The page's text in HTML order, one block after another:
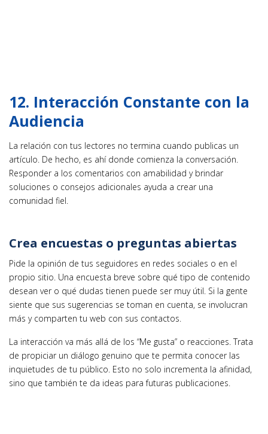
12. Interacción Constante con la
Audiencia
La relación con tus lectores no termina cuando publicas un
artículo. De hecho, es ahí donde comienza la conversación.
Responder a los comentarios con amabilidad y brindar
soluciones o consejos adicionales ayuda a crear una
comunidad fiel.
Crea encuestas o preguntas abiertas
Pide la opinión de tus seguidores en redes sociales o en el
propio sitio. Una encuesta breve sobre qué tipo de contenido
desean ver o qué dudas tienen puede ser muy útil. Si la gente
siente que sus sugerencias se toman en cuenta, se involucran
más y comparten tu web con sus contactos.
La interacción va más allá de los “Me gusta” o reacciones. Trata
de propiciar un diálogo genuino que te permita conocer las
inquietudes de tu público. Esto no solo incrementa la afinidad,
sino que también te da ideas para futuras publicaciones.